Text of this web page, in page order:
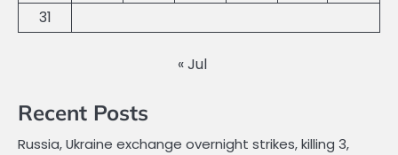
31
« Jul
Recent Posts
Russia, Ukraine exchange overnight strikes, killing 3,